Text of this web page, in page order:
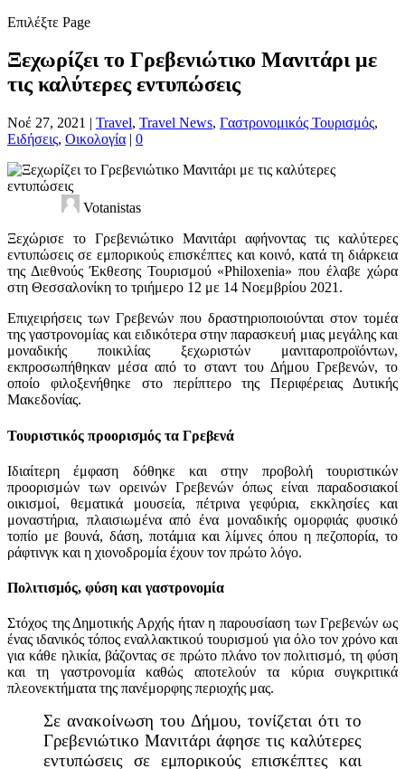
Επιλέξτε Page
Ξεχωρίζει το Γρεβενιώτικο Μανιτάρι με
τις καλύτερες εντυπώσεις
Νοέ 27, 2021 | Travel, Travel News, Γαστρονομικός Τουρισμός,
Ειδήσεις, Οικολογία | 0
Votanistas
Ξεχώρισε το Γρεβενιώτικο Μανιτάρι αφήνοντας τις καλύτερες
εντυπώσεις σε εμπορικούς επισκέπτες και κοινό, κατά τη διάρκεια
της Διεθνούς Έκθεσης Τουρισμού «Philoxenia» που έλαβε χώρα
στη Θεσσαλονίκη το τριήμερο 12 με 14 Νοεμβρίου 2021.
Επιχειρήσεις των Γρεβενών που δραστηριοποιούνται στον τομέα
της γαστρονομίας και ειδικότερα στην παρασκευή μιας μεγάλης και
μοναδικής ποικιλίας ξεχωριστών μανιταροπροϊόντων,
εκπροσωπήθηκαν μέσα από το σταντ του Δήμου Γρεβενών, το
οποίο φιλοξενήθηκε στο περίπτερο της Περιφέρειας Δυτικής
Μακεδονίας.
Τουριστικός προορισμός τα Γρεβενά
Ιδιαίτερη έμφαση δόθηκε και στην προβολή τουριστικών
προορισμών των ορεινών Γρεβενών όπως είναι παραδοσιακοί
οικισμοί, θεματικά μουσεία, πέτρινα γεφύρια, εκκλησίες και
μοναστήρια, πλαισιωμένα από ένα μοναδικής ομορφιάς φυσικό
τοπίο με βουνά, δάση, ποτάμια και λίμνες όπου η πεζοπορία, το
ράφτινγκ και η χιονοδρομία έχουν τον πρώτο λόγο.
Πολιτισμός, φύση και γαστρονομία
Στόχος της Δημοτικής Αρχής ήταν η παρουσίαση των Γρεβενών ως
ένας ιδανικός τόπος εναλλακτικού τουρισμού για όλο τον χρόνο και
για κάθε ηλικία, βάζοντας σε πρώτο πλάνο τον πολιτισμό, τη φύση
και τη γαστρονομία καθώς αποτελούν τα κύρια συγκριτικά
πλεονεκτήματα της πανέμορφης περιοχής μας.
Σε ανακοίνωση του Δήμου, τονίζεται ότι το
Γρεβενιώτικο Μανιτάρι άφησε τις καλύτερες
εντυπώσεις σε εμπορικούς επισκέπτες και